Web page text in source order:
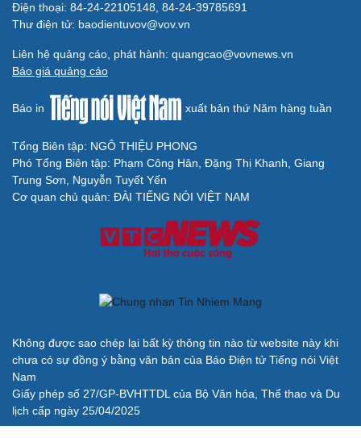
Cải chính
Điện thoại: 84-24-22105148, 84-24-39785691
Thư điện tử: baodientuvov@vov.vn
Liên hệ quảng cáo, phát hành: quangcao@vovnews.vn
Báo giá quảng cáo
Báo in xuất bản thứ Năm hàng tuần
Tổng Biên tập: NGÔ THIỆU PHONG
Phó Tổng Biên tập: Phạm Công Hân, Đặng Thị Khanh, Giang
Trung Sơn, Nguyễn Tuyết Yến
Cơ quan chủ quản: ĐÀI TIẾNG NÓI VIỆT NAM
Không được sao chép lại bất kỳ thông tin nào từ website này khi
chưa có sự đồng ý bằng văn bản của Báo Điện tử Tiếng nói Việt
Nam
Giấy phép số 27/GP-BVHTTDL của Bộ Văn hóa, Thể thao và Du
lịch cấp ngày 25/04/2025